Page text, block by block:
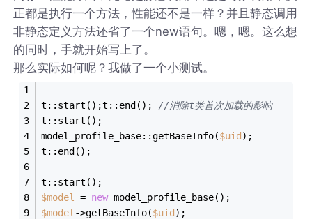
正都是执行一个方法，性能还不是一样？并且静态调用
非静态定义方法还省了一个new语句。嗯，嗯。这么想
的同时，手就开始写上了。
那么实际如何呢？我做了一个小测试。
t::start();t::end(); //消除t类首次加载的影响
t::start();
model_profile_base::getBaseInfo($uid );
t::end();
t::start();
$model
= new model_profile_base();
$model ->getBaseInfo($uid );